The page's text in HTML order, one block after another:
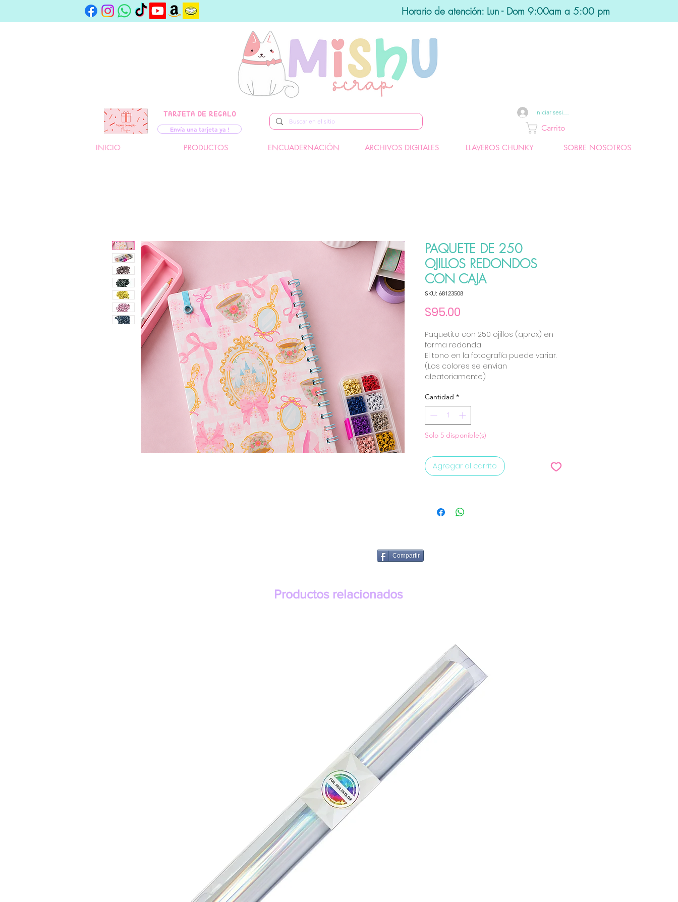
Horario de atención: Lun - Dom 9:00am a 5:00 pm
TARJETA DE REGALO
Envía una tarjeta ya !
Iniciar sesión
Carrito
INICIO PRODUCTOS ENCUADERNACIÓN ARCHIVOS DIGITALES LLAVEROS CHUNKY SOBRE NOSOTROS
PAQUETE DE 250
OJILLOS REDONDOS
CON CAJA
SKU: 68123508
$95.00
Paquetito con 250 ojillos (aprox) en
forma redonda
El tono en la fotografía puede variar.
(Los colores se envian
aleatoriamente)
Cantidad *
Solo 5 disponible(s)
Agregar al carrito
Compartir
Productos relacionados